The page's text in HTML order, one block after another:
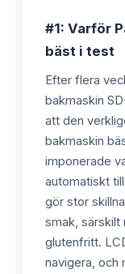
#1: Varför
bäst i test
Efter flera
bakmaskin
att den
bakmaskin
imponerade
automatiskt
gör stor
smak, särskilt
glutenfritt.
navigera, och